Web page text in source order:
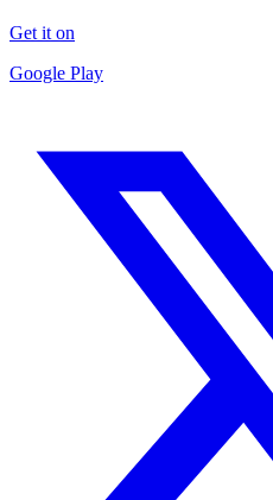
Get it on
Google Play